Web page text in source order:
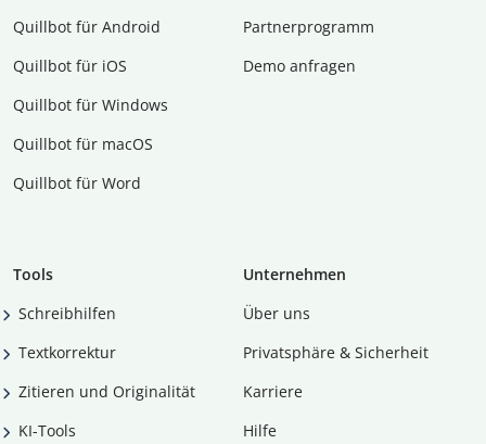
Quillbot für Android
Quillbot für iOS
Quillbot für Windows
Quillbot für macOS
Quillbot für Word
Partnerprogramm
Demo anfragen
Tools
Schreibhilfen
Textkorrektur
Zitieren und Originalität
KI-Tools
Unternehmen
Über uns
Privatsphäre & Sicherheit
Karriere
Hilfe